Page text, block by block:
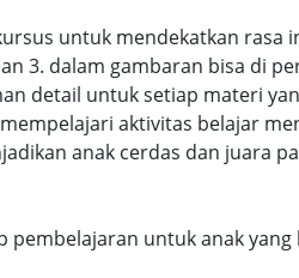
untuk mendekatkan rasa
3. dalam gambaran bisa di
detail untuk setiap materi
aktivitas belajar
anak cerdas dan juara
untuk anak